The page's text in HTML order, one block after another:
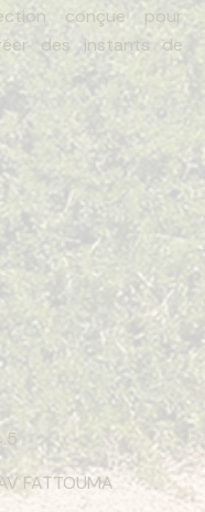
conçue pour
des instants de
FATTOUMA